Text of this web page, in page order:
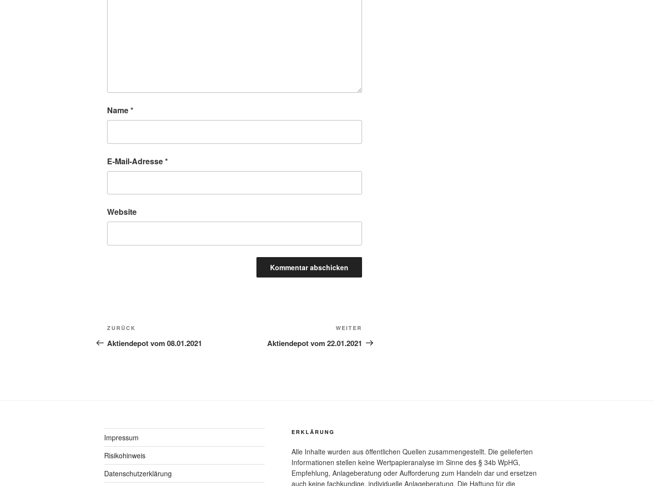
Name*
E-Mail-Adresse*
Website
Beitragsnavigation
Vorheriger
Beitrag
ZURÜCK
Aktiendepot vom 08.01.2021
Beitrag
WEITER
Aktiendepot vom 22.01.2021
Impressum
Risikohinweis
Datenschutzerklärung
ERKLÄRUNG
Alle Inhalte wurden aus öffentlichen Quellen zusammengestellt. Die gelieferten
Informationen stellen keine Wertpapieranalyse im Sinne des § 34b WpHG,
Empfehlung, Anlageberatung oder Aufforderung zum Handeln dar und ersetzen
auch keine fachkundige, individuelle Anlageberatung. Die Haftung für die